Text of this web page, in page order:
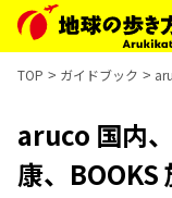
TOP ガイドブック
aruco 国内
康、BOOKS